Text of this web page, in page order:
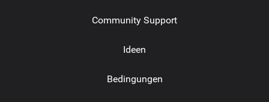
Community Support
Ideen
Bedingungen